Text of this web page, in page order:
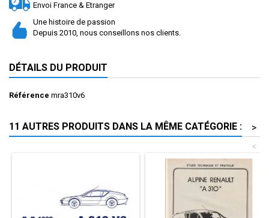
Envoi France & Etranger
Une histoire de passion
Depuis 2010, nous conseillons nos clients.
DÉTAILS DU PRODUIT
Référence mra310v6
11 AUTRES PRODUITS DANS LA MÊME CATÉGORIE :
>
<